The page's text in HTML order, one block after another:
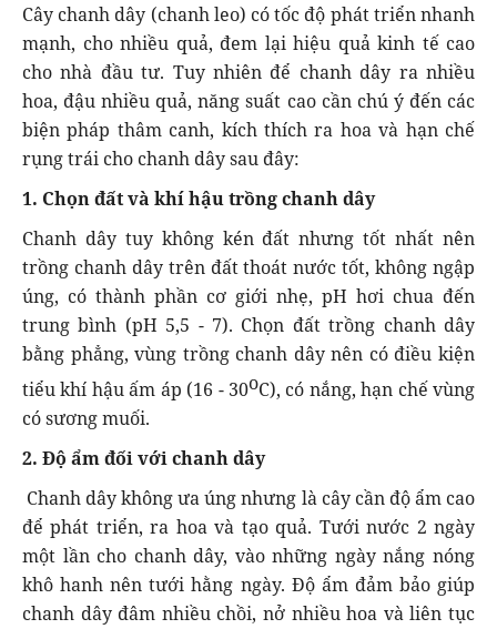
Cây chanh dây (chanh leo) có tốc độ phát triển nhanh
mạnh, cho nhiều quả, đem lại hiệu quả kinh tế cao
cho nhà đầu tư. Tuy nhiên để chanh dây ra nhiều
hoa, đậu nhiều quả, năng suất cao cần chú ý đến các
biện pháp thâm canh, kích thích ra hoa và hạn chế
rụng trái cho chanh dây sau đây:
1. Chọn đất và khí hậu trồng chanh dây
Chanh dây tuy không kén đất nhưng tốt nhất nên
trồng chanh dây trên đất thoát nước tốt, không ngập
úng, có thành phần cơ giới nhẹ, pH hơi chua đến
trung bình (pH 5,5 - 7). Chọn đất trồng chanh dây
bằng phẳng, vùng trồng chanh dây nên có điều kiện
tiểu khí hậu ấm áp (16 - 30oC), có nắng, hạn chế vùng
có sương muối.
2. Độ ẩm đối với chanh dây
Chanh dây không ưa úng nhưng là cây cần độ ẩm cao
để phát triển, ra hoa và tạo quả. Tưới nước 2 ngày
một lần cho chanh dây, vào những ngày nắng nóng
khô hanh nên tưới hằng ngày. Độ ẩm đảm bảo giúp
chanh dây đâm nhiều chồi, nở nhiều hoa và liên tục